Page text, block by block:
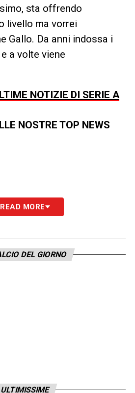
sta offrendo
livello ma vorrei
Gallo. Da anni indossa i
a volte viene
NOTIZIE DI SERIE A
NOSTRE TOP NEWS
READ MORE
DEL GIORNO
ULTIMISSIME